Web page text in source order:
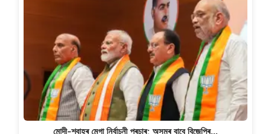
মোদী-শ্বাহৰ মেগা নিৰ্বাচনী প্ৰচাৰ; অসমৰ বাবে বিজেপিৰ…